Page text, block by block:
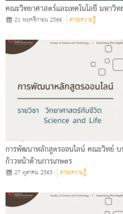
คณะวิทยาศาสตร์และเทคโนโลยี มหาวิ
21 พฤศจิกายน 2566 สาระความรู้
การพัฒนาหลักสูตรออนไลน์ คณะวิทย์
ก้าวหน้าด้านการเกษตร
27 ตุลาคม 2565 สาระความรู้